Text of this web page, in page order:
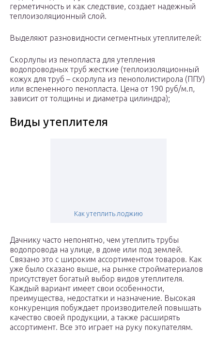
герметичность и как следствие, создает надежный
теплоизоляционный слой.
Выделяют разновидности сегментных утеплителей:
Скорлупы из пенопласта для утепления
водопроводных труб жесткие (теплоизоляционный
кожух для труб – скорлупа из пенополистирола (ППУ)
или вспененного пенопласта. Цена от 190 руб/м.п,
зависит от толщины и диаметра цилиндра);
Виды утеплителя
Как утеплить лоджию
Дачнику часто непонятно, чем утеплить трубы
водопровода на улице, в доме или под землей.
Связано это с широким ассортиментом товаров. Как
уже было сказано выше, на рынке стройматериалов
присутствует богатый выбор видов утеплителя.
Каждый вариант имеет свои особенности,
преимущества, недостатки и назначение. Высокая
конкуренция побуждает производителей повышать
качество своей продукции, а также расширять
ассортимент. Все это играет на руку покупателям.